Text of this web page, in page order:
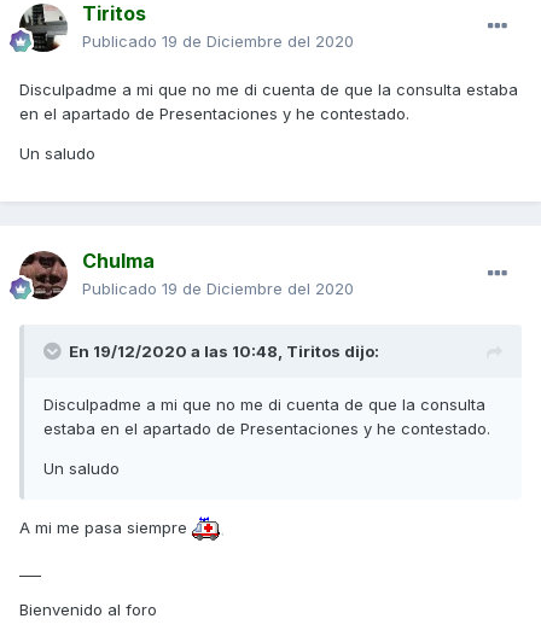
Tiritos
Publicado 19 de Diciembre del 2020
Disculpadme a mi que no me di cuenta de que la consulta estaba
en el apartado de Presentaciones y he contestado.
Un saludo
Chulma
Publicado 19 de Diciembre del 2020
En 19/12/2020 a las 10:48, Tiritos dijo:
Disculpadme a mi que no me di cuenta de que la consulta
estaba en el apartado de Presentaciones y he contestado.
Un saludo
A mi me pasa siempre
Bienvenido al foro